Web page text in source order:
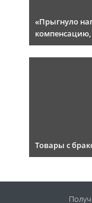
«Прыгнуло
компенсацию,
Товары с